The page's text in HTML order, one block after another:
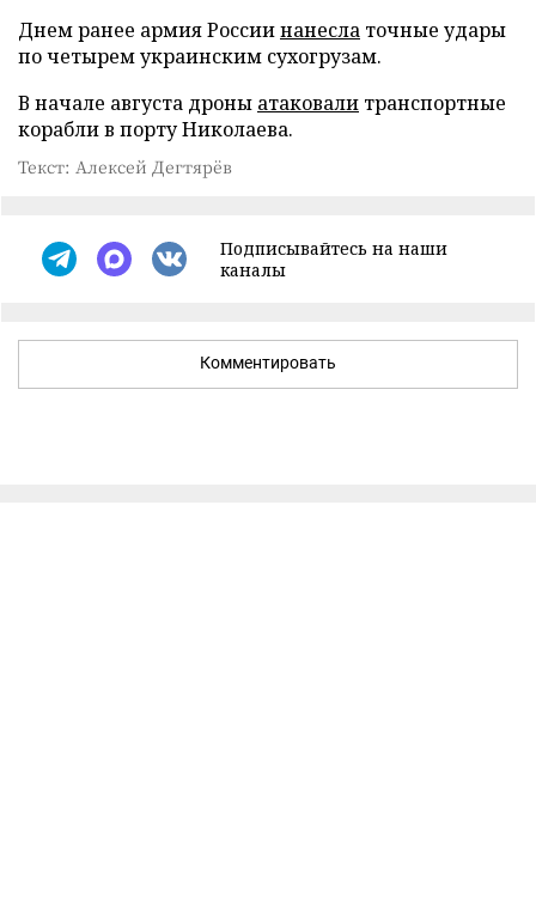
Днем ранее армия Россиинанесла точные удары
по четырем украинским сухогрузам.
В начале августа дроны атаковали транспортные
корабли в порту Николаева.
Текст: Алексей Дегтярёв
Подписывайтесь на наши
каналы
Комментировать